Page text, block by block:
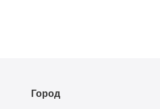
Город